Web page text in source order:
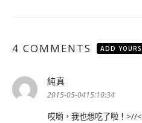
4 COMMENTS ADD YOURS
純真
示:
2015-05-0415:10:34
哎喲，我也想吃了啦！>//<